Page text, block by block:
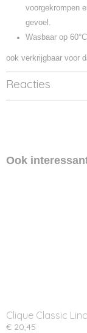
voorgekrompen
gevoel.
Wasbaar op 60°C
ook verkrijgbaar voor
Reacties
Ook
Clique Classic
€ 20,45